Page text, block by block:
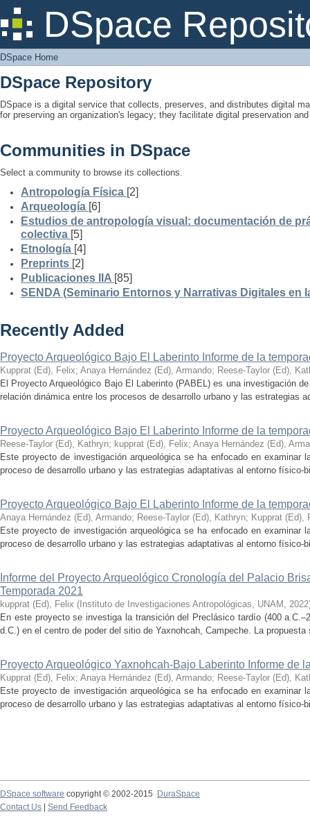
DSpace
DSpace Home
DSpace Home
DSpace Repository
DSpace is a digital service that collects, preserves, and distributes digital
for preserving an organization's legacy; they facilitate digital preservation
Communities in DSpace
Select a community to browse its collections.
Antropología Física [2]
Arqueología [6]
Estudios de antropología visual: documentación de
colectiva [5]
Etnología [4]
Preprints [2]
Publicaciones IIA [85]
SENDA (Seminario Entornos y Narrativas Digitales en
Recently Added
Proyecto Arqueológico Bajo El Laberinto Informe de la
Kupprat (Ed), Felix; Anaya Hernández (Ed), Armando; Reese-Taylor (Ed),
El Proyecto Arqueológico Bajo El Laberinto (PABEL) es una investigación
relación dinámica entre los procesos de desarrollo urbano y las estrategias
Proyecto Arqueológico Bajo El Laberinto Informe de la
Reese-Taylor (Ed), Kathryn; kupprat (Ed), Felix; Anaya Hernández (Ed),
Este proyecto de investigación arqueológica se ha enfocado en examinar
proceso de desarrollo urbano y las estrategias adaptativas al entorno físico-
Proyecto Arqueológico Bajo El Laberinto Informe de la
Anaya Hernández (Ed), Armando; Reese-Taylor (Ed), Kathryn; Kupprat (Ed),
Este proyecto de investigación arqueológica se ha enfocado en examinar
proceso de desarrollo urbano y las estrategias adaptativas al entorno físico-
Informe del Proyecto Arqueológico Cronología del Palacio
Temporada 2021
kupprat (Ed), Felix ( Instituto de Investigaciones Antropológicas, UNAM , 2022
En este proyecto se investiga la transición del Preclásico tardío (400
d.C.) en el centro de poder del sitio de Yaxnohcah, Campeche. La
Proyecto Arqueológico Yaxnohcah-Bajo Laberinto Informe de
Kupprat (Ed), Felix; Anaya Hernández (Ed), Armando; Reese-Taylor (Ed),
Este proyecto de investigación arqueológica se ha enfocado en examinar
proceso de desarrollo urbano y las estrategias adaptativas al entorno físico-
DSpace software copyright © 2002-2015
DuraSpace
Contact Us
Send Feedback